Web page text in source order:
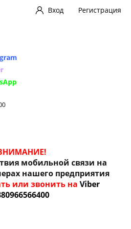
Вход Регистрация
мобильной связи на
нашего предприятия
или звонить на Viber